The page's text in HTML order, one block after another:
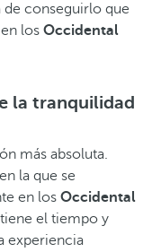
de conseguirlo que
los Occidental
la tranquilidad
más absoluta.
la que se
en los Occidental
el tiempo y
experiencia